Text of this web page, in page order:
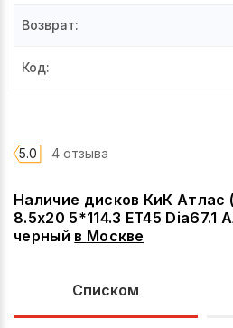
Наличие дисков КиК Атлас
8.5x20 5*114.3 ET45 Dia67.1
черный в Москве
Списком
Возврат:
Код:
5.0 4 отзыва